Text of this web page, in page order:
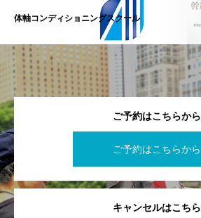
体軸コンディショニングスクール
ご予約はこちらから
ご予約はこちらから
キャンセルはこちら